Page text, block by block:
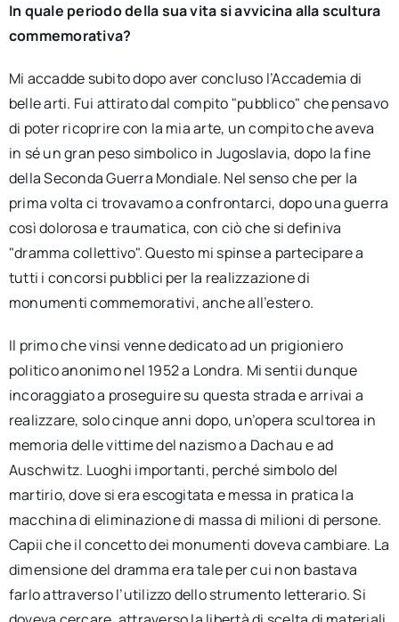
In quale periodo della sua vita si avvicina alla scultura
commemorativa?
Mi accadde subito dopo aver concluso l’Accademia di
belle arti. Fui attirato dal compito "pubblico" che pensavo
di poter ricoprire con la mia arte, un compito che aveva
in sé un gran peso simbolico in Jugoslavia, dopo la fine
della Seconda Guerra Mondiale. Nel senso che per la
prima volta ci trovavamo a confrontarci, dopo una guerra
così dolorosa e traumatica, con ciò che si definiva
"dramma collettivo". Questo mi spinse a partecipare a
tutti i concorsi pubblici per la realizzazione di
monumenti commemorativi, anche all’estero.
Il primo che vinsi venne dedicato ad un prigioniero
politico anonimo nel 1952 a Londra. Mi sentii dunque
incoraggiato a proseguire su questa strada e arrivai a
realizzare, solo cinque anni dopo, un’opera scultorea in
memoria delle vittime del nazismo a Dachau e ad
Auschwitz. Luoghi importanti, perché simbolo del
martirio, dove si era escogitata e messa in pratica la
macchina di eliminazione di massa di milioni di persone.
Capii che il concetto dei monumenti doveva cambiare. La
dimensione del dramma era tale per cui non bastava
farlo attraverso l’utilizzo dello strumento letterario. Si